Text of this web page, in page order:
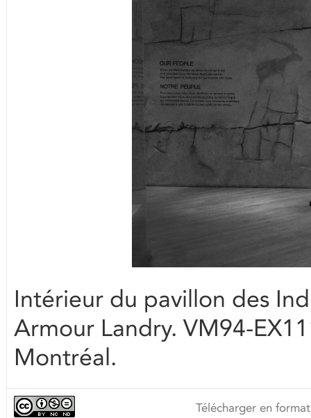
Intérieur du pavillon des
Armour Landry. VM94-
Montréal.
Télécharger en